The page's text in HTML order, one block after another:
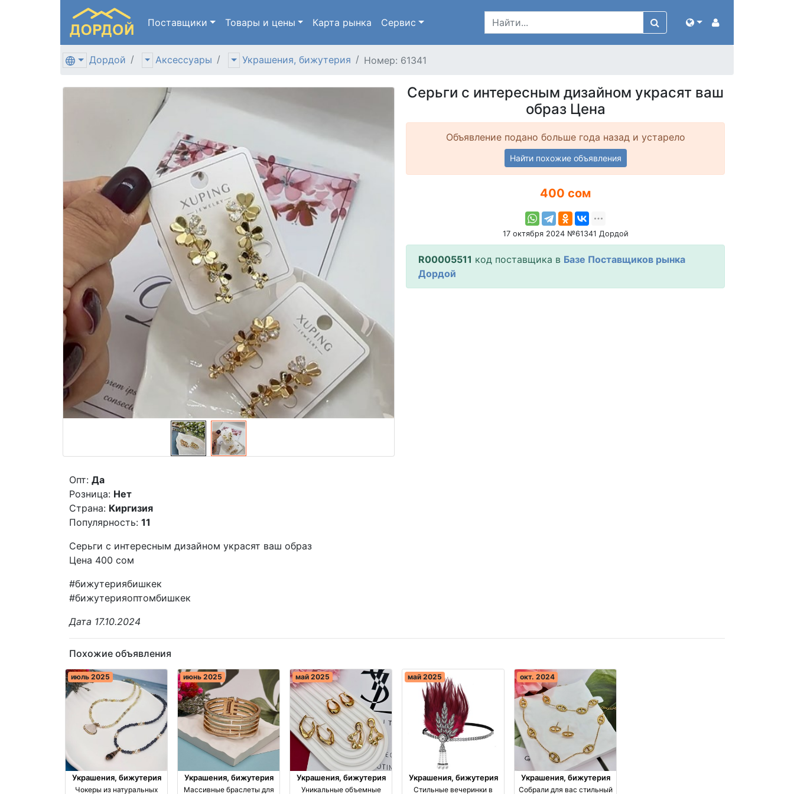
Поставщики Товары и цены Карта рынка Сервис
Дордой Аксессуары Украшения, бижутерия Номер: 61341
Серьги с интересным дизайном украсят ваш
образ Цена
Объявление подано больше года назад и устарело
Найти похожие объявления
400 сом
17 октября 2024 №61341 Дордой
R00005511 код поставщика в Базе Поставщиков рынка
Дордой
Опт: Да
Розница: Нет
Страна: Киргизия
Популярность: 11
Серьги с интересным дизайном украсят ваш образ
Цена 400 сом
#бижутериябишкек
#бижутерияоптомбишкек
Дата 17.10.2024
Похожие объявления
июль 2025
Украшения, бижутерия
Чокеры из натуральных
июнь 2025
Украшения, бижутерия
Массивные браслеты для
май 2025
Украшения, бижутерия
Уникальные объемные
май 2025
Украшения, бижутерия
Стильные вечеринки в
окт. 2024
Украшения, бижутерия
Собрали для вас стильный